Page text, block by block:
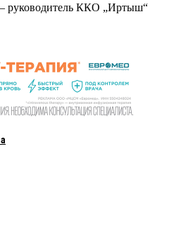
руководитель ККО „Иртыш“